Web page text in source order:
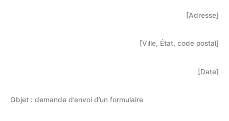
[Adresse]
[Ville, État, code postal]
[Date]
Objet : demande d’envoi d’un formulaire